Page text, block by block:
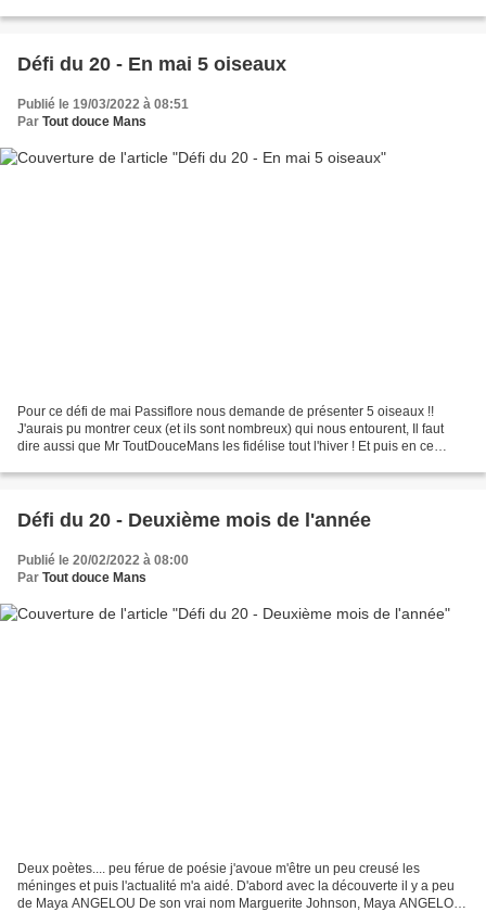
Défi du 20 - En mai 5 oiseaux
Publié le 19/03/2022 à 08:51
Par Tout douce Mans
Pour ce défi de mai Passiflore nous demande de présenter 5 oiseaux !!
J'aurais pu montrer ceux (et ils sont nombreux) qui nous entourent, Il faut
dire aussi que Mr ToutDouceMans les fidélise tout l'hiver ! Et puis en ce
Défi du 20 - Deuxième mois de l'année
Publié le 20/02/2022 à 08:00
Par Tout douce Mans
Deux poètes.... peu férue de poésie j'avoue m'être un peu creusé les
méninges et puis l'actualité m'a aidé. D'abord avec la découverte il y a peu
de Maya ANGELOU De son vrai nom Marguerite Johnson, Maya ANGELOU